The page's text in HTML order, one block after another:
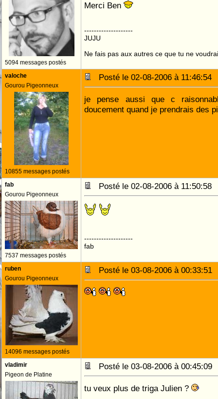
5094 messages postés
Merci Ben
--------------------
JUJU
Ne fais pas aux autres ce que tu ne
valoche
Gourou Pigeonneux
10855 messages postés
Posté le 02-08-2006 à
je pense aussi que c
doucement quand je prendrais des
fab
Gourou Pigeonneux
7537 messages postés
Posté le 02-08-2006 à
--------------------
fab
ruben
Gourou Pigeonneux
14096 messages postés
Posté le 03-08-2006 à
vladimir
Pigeon de Platine
Posté le 03-08-2006 à
tu veux plus de triga Julien ?